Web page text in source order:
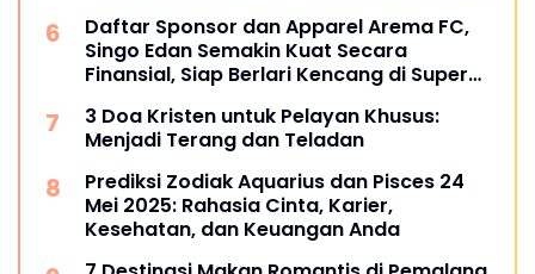
Daftar Sponsor dan Apparel Arema FC,
Singo Edan Semakin Kuat Secara
Finansial, Siap Berlari Kencang di Super
3 Doa Kristen untuk Pelayan Khusus:
Menjadi Terang dan Teladan
Prediksi Zodiak Aquarius dan Pisces 24
Mei 2025: Rahasia Cinta, Karier,
Kesehatan, dan Keuangan Anda